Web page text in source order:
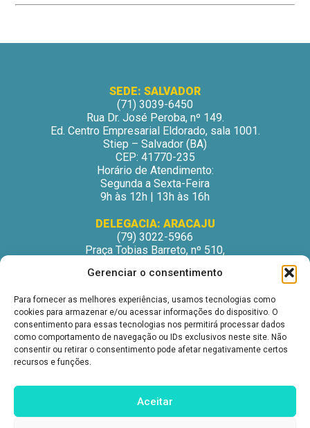
Gerenciar o consentimento
Para fornecer as melhores experiências, usamos tecnologias como
cookies para armazenar e/ou acessar informações do dispositivo. O
consentimento para essas tecnologias nos permitirá processar dados
como comportamento de navegação ou IDs exclusivos neste site. Não
consentir ou retirar o consentimento pode afetar negativamente certos
recursos e funções.
Aceitar
SEDE: SALVADOR
(71) 3039-6450
Rua Dr. José Peroba, nº 149.
Ed. Centro Empresarial Eldorado, sala 1001.
Stiep – Salvador (BA)
CEP: 41770-235
Horário de Atendimento:
Segunda a Sexta-Feira
9h às 12h | 13h às 16h
DELEGACIA: ARACAJU
(79) 3022-5966
Praça Tobias Barreto, nº 510,
São José – Aracaju/SE
Horário de Atendimento:
Segunda a Sexta-Feira
9h às 12h | 13h às 16h
DELEGACIA: ITABUNA
Avenida Princesa Isabel, nº 395.
Ed. Itabuna Trade Center, sala 914.
São Caetano – Itabuna (BA)